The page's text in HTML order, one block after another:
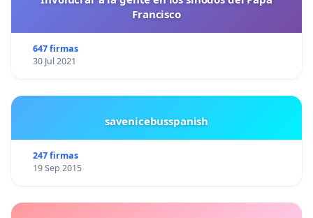
Francisco
647 firmas
30 Jul 2021
savenicebusspanish
247 firmas
19 Sep 2015